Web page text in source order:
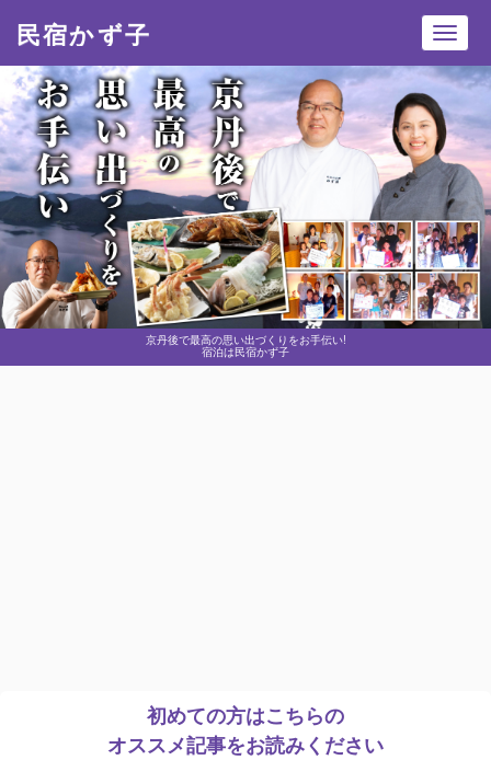
京丹後で最高の思い出づくりをお手伝い!
宿泊は民宿かず子
民宿かず子
初めての方はこちらの
オススメ記事をお読みください